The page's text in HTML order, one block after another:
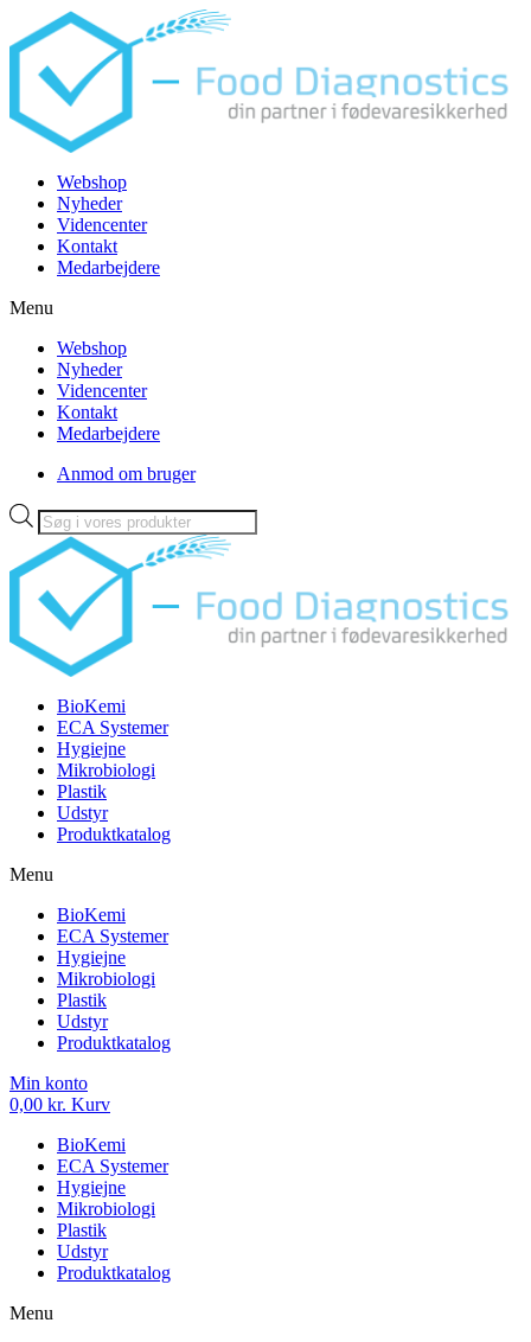
Videre
til
indhold
Webshop
Nyheder
Videncenter
Kontakt
Medarbejdere
Menu
Webshop
Nyheder
Videncenter
Kontakt
Medarbejdere
Anmod om bruger
Products
search
BioKemi
ECA Systemer
Hygiejne
Mikrobiologi
Plastik
Udstyr
Produktkatalog
Menu
BioKemi
ECA Systemer
Hygiejne
Mikrobiologi
Plastik
Udstyr
Produktkatalog
Min konto
0,00 kr. Kurv
BioKemi
ECA Systemer
Hygiejne
Mikrobiologi
Plastik
Udstyr
Produktkatalog
Menu